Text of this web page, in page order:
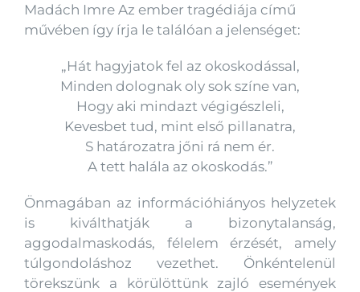
Madách Imre Az ember tragédiája című
művében így írja le találóan a jelenséget:
„Hát hagyjatok fel az okoskodással,
Minden dolognak oly sok színe van,
Hogy aki mindazt végigészleli,
Kevesbet tud, mint első pillanatra,
S határozatra jőni rá nem ér.
A tett halála az okoskodás.”
Önmagában az információhiányos helyzetek
is kiválthatják a bizonytalanság,
aggodalmaskodás, félelem érzését, amely
túlgondoláshoz vezethet. Önkéntelenül
törekszünk a körülöttünk zajló események